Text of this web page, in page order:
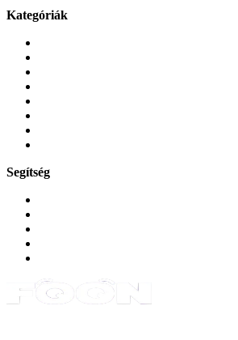
Kategóriák
Segítség